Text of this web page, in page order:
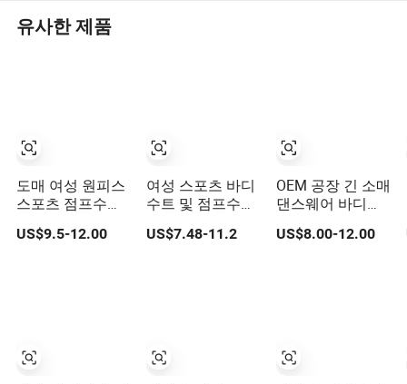
유사한 제품
도매 여성 원피스
스포츠 점프수트
트니스 의류
US$9.5-12.00
여성 스포츠 바디
수트 및 점프수트
컬러 블록 디자인
US$7.48-11.2
OEM 공장 긴 소매
댄스웨어 바디콘
스 레오타드 여성
US$8.00-12.00